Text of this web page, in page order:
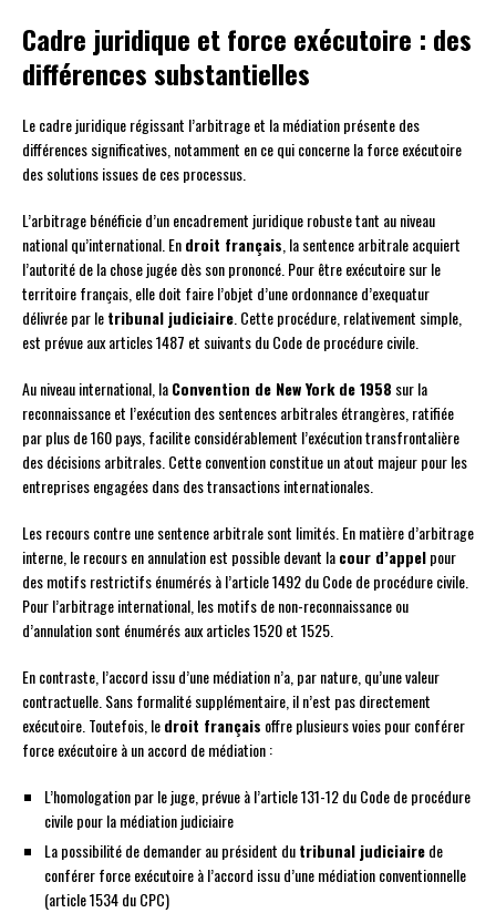
Cadre juridique et force exécutoire : des
différences substantielles
Le cadre juridique régissant l’arbitrage et la médiation présente des
différences significatives, notamment en ce qui concerne la force exécutoire
des solutions issues de ces processus.
L’arbitrage bénéficie d’un encadrement juridique robuste tant au niveau
national qu’international. Endroit français , la sentence arbitrale acquiert
l’autorité de la chose jugée dès son prononcé. Pour être exécutoire sur le
territoire français, elle doit faire l’objet d’une ordonnance d’exequatur
délivrée par letribunal judiciaire . Cette procédure, relativement simple,
est prévue aux articles 1487 et suivants du Code de procédure civile.
Au niveau international, laConvention de New York de 1958 sur la
reconnaissance et l’exécution des sentences arbitrales étrangères, ratifiée
par plus de 160 pays, facilite considérablement l’exécution transfrontalière
des décisions arbitrales. Cette convention constitue un atout majeur pour les
entreprises engagées dans des transactions internationales.
Les recours contre une sentence arbitrale sont limités. En matière d’arbitrage
interne, le recours en annulation est possible devant lacour d’appelpour
des motifs restrictifs énumérés à l’article 1492 du Code de procédure civile.
Pour l’arbitrage international, les motifs de non-reconnaissance ou
d’annulation sont énumérés aux articles 1520 et 1525.
En contraste, l’accord issu d’une médiation n’a, par nature, qu’une valeur
contractuelle. Sans formalité supplémentaire, il n’est pas directement
exécutoire. Toutefois, ledroit français offre plusieurs voies pour conférer
force exécutoire à un accord de médiation :
L’homologation par le juge, prévue à l’article 131-12 du Code de procédure
civile pour la médiation judiciaire
La possibilité de demander au président dutribunal judiciairede
conférer force exécutoire à l’accord issu d’une médiation conventionnelle
(article 1534 du CPC)